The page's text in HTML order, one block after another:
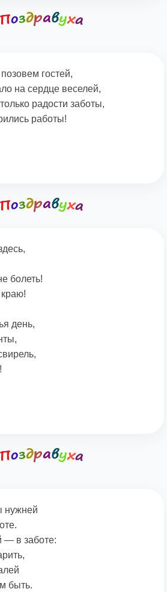
гостей,
на сердце веселей,
радости заботы,
работы!
болеть!
краю!
день,
нужней
— в заботе:
быть.